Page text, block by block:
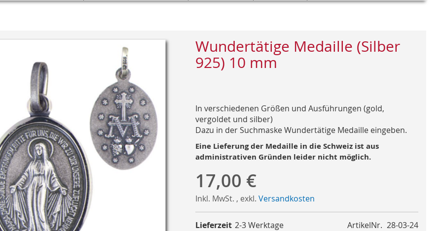
Wundertätige Medaille (Silber
925) 10 mm
In verschiedenen Größen und Ausführungen (gold,
vergoldet und silber)
Dazu in der Suchmaske Wundertätige Medaille eingeben.
Eine Lieferung der Medaille in die Schweiz ist aus
administrativen Gründen leider nicht möglich.
17,00 €
Inkl. MwSt. , exkl. Versandkosten
ArtikelNr. 28-03-24
Lieferzeit 2-3 Werktage